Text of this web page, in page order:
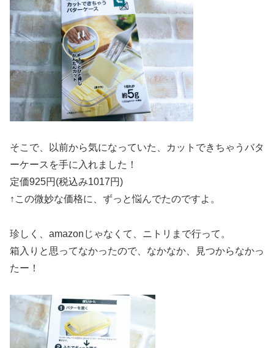
そこで、以前から気になっていた、カットできちゃうバタ
ーケースを手に入れました！
定価925円(税込み1017円)
↑この微妙な価格に、ずっと悩んでたのですよ。
珍しく、amazonじゃなくて、ニトリまで行って。
箱入りと思ってなかったので、なかなか、見つからなかっ
たー！